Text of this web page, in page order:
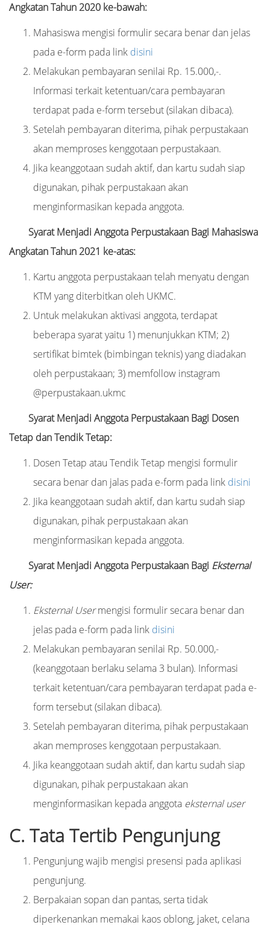
Angkatan Tahun 2020 ke-bawah:
Mahasiswa mengisi formulir secara benar dan jelas
pada e-form pada link disini
Melakukan pembayaran senilai Rp. 15.000,-.
Informasi terkait ketentuan/cara pembayaran
terdapat pada e-form tersebut (silakan dibaca).
Setelah pembayaran diterima, pihak perpustakaan
akan memproses kenggotaan perpustakaan.
Jika keanggotaan sudah aktif, dan kartu sudah siap
digunakan, pihak perpustakaan akan
menginformasikan kepada anggota.
Syarat Menjadi Anggota Perpustakaan Bagi Mahasiswa
Angkatan Tahun 2021 ke-atas:
Kartu anggota perpustakaan telah menyatu dengan
KTM yang diterbitkan oleh UKMC.
Untuk melakukan aktivasi anggota, terdapat
beberapa syarat yaitu 1) menunjukkan KTM; 2)
sertifikat bimtek (bimbingan teknis) yang diadakan
oleh perpustakaan; 3) memfollow instagram
@perpustakaan.ukmc
Syarat Menjadi Anggota Perpustakaan Bagi Dosen
Tetap dan Tendik Tetap:
Dosen Tetap atau Tendik Tetap mengisi formulir
secara benar dan jalas pada e-form pada link disini
Jika keanggotaan sudah aktif, dan kartu sudah siap
digunakan, pihak perpustakaan akan
menginformasikan kepada anggota.
Syarat Menjadi Anggota Perpustakaan Bagi Eksternal
User:
Eksternal Usermengisi formulir secara benar dan
jelas pada e-form pada link disini
Melakukan pembayaran senilai Rp. 50.000,-
(keanggotaan berlaku selama 3 bulan). Informasi
terkait ketentuan/cara pembayaran terdapat pada e-
form tersebut (silakan dibaca).
Setelah pembayaran diterima, pihak perpustakaan
akan memproses kenggotaan perpustakaan.
Jika keanggotaan sudah aktif, dan kartu sudah siap
digunakan, pihak perpustakaan akan
menginformasikan kepada anggota eksternal user
C. Tata Tertib Pengunjung
Pengunjung wajib mengisi presensi pada aplikasi
pengunjung.
Berpakaian sopan dan pantas, serta tidak
diperkenankan memakai kaos oblong, jaket, celana